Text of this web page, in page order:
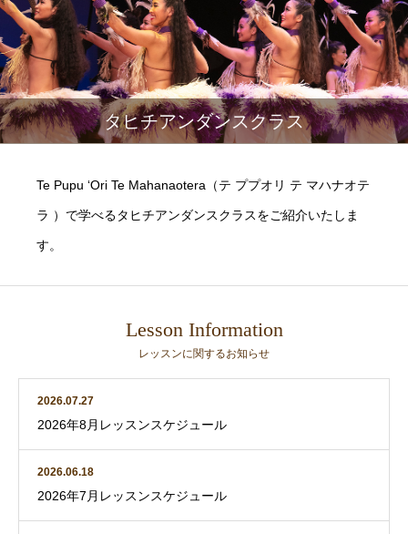
タヒチアンダンスクラス
Te Pupu ‘Ori Te Mahanaotera（テ ププオリ テ マハナオテ
ラ ）で学べるタヒチアンダンスクラスをご紹介いたしま
す。
Lesson Information
レッスンに関するお知らせ
2026.07.27
2026年8月レッスンスケジュール
2026.06.18
2026年7月レッスンスケジュール